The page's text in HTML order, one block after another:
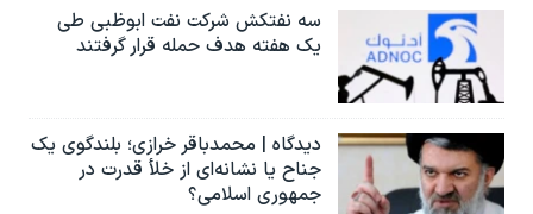
سه نفتکش شرکت نفت ابوظبی طی
یک هفته هدف حمله قرار گرفتند
دیدگاه | محمدباقر خرازی؛ بلندگوی یک
جناح یا نشانه‌ای از خلأ قدرت در
جمهوری اسلامی؟